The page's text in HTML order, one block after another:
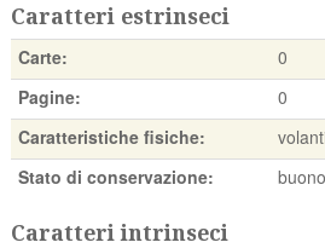
Caratteri estrinseci
Carte:
0
Pagine:
0
Caratteristiche fisiche:
Stato di conservazione:
buono
Caratteri intrinseci